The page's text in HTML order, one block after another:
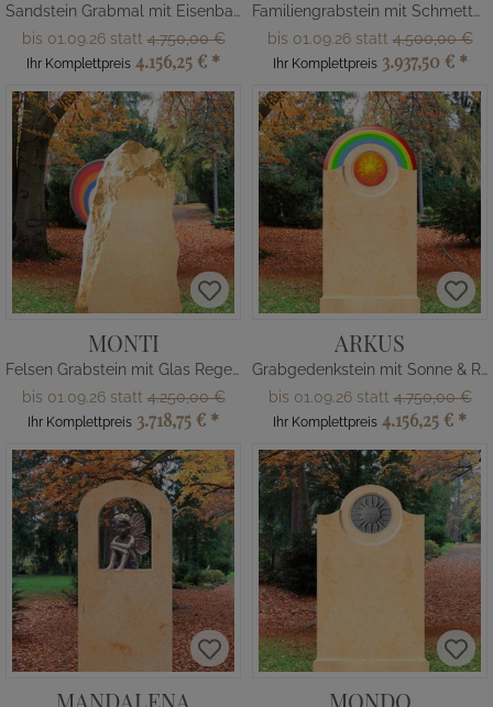
Sandstein Grabmal mit Eisenbahn
bis 01.09.26 statt4.750,00 €
Ihr Komplettpreis 4.156,25 € *
Familiengrabstein mit Schmetterling
bis 01.09.26 statt4.500,00 €
Ihr Komplettpreis 3.937,50 € *
MONTI
Felsen Grabstein mit Glas Regenbogen
bis 01.09.26 statt4.250,00 €
Ihr Komplettpreis 3.718,75 € *
ARKUS
Grabgedenkstein mit Sonne & Regenbogen
bis 01.09.26 statt4.750,00 €
Ihr Komplettpreis 4.156,25 € *
MANDALENA MONDO